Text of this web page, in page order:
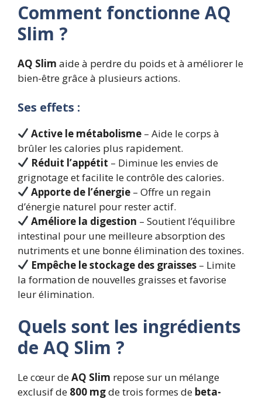
Comment fonctionne AQ
Slim ?
AQ Slim aide à perdre du poids et à améliorer le
bien-être grâce à plusieurs actions.
Ses effets :
Active le métabolisme – Aide le corps à
brûler les calories plus rapidement.
Réduit l’appétit – Diminue les envies de
grignotage et facilite le contrôle des calories.
Apporte de l’énergie – Offre un regain
d’énergie naturel pour rester actif.
Améliore la digestion – Soutient l’équilibre
intestinal pour une meilleure absorption des
nutriments et une bonne élimination des toxines.
Empêche le stockage des graisses – Limite
la formation de nouvelles graisses et favorise
leur élimination.
Quels sont les ingrédients
de AQ Slim ?
Le cœur deAQ Slim repose sur un mélange
exclusif de 800 mgde trois formes de beta-